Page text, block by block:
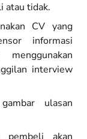
atau tidak.
CV yang
informasi
interview
ulasan